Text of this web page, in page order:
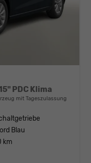
PDC Klima
mit Tageszulassung
Blau
km